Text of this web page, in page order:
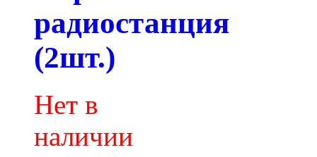
радиостанция
(2шт.)
Нет в
наличии